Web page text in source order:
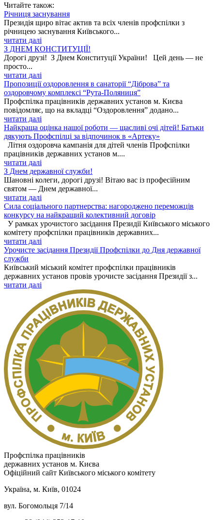
Читайте також:
Річниця заснування
Президія щиро вітає актив та всіх членів профспілки з
річницею заснування Київського...
читати далі
З ДНЕМ КОНСТИТУЦІЇ!
Дорогі друзі! З Днем Конституції України! Цей день — не
просто...
читати далі
Пропозиції оздоровлення в санаторії “Діброва” та
оздоровчому комплексі “Рута-Поляниця”
Профспілка працівників державних установ м. Києва
повідомляє, що на вкладці “Оздоровлення” додано...
читати далі
Найкраща оцінка нашої роботи — щасливі очі дітей! Батьки
дякують Профспілці за відпочинок в «Артеку»
Літня оздоровча кампанія для дітей членів Профспілки
працівників державних установ м....
читати далі
З Днем державної служби!
Шановні колеги, дорогі друзі! Вітаю вас із професійним
святом — Днем державної...
читати далі
Сила соціального партнерства: нагороджено переможців
конкурсу на найкращий колективний договір
У рамках урочистого засідання Президії Київського міського
комітету профспілки працівників державних...
читати далі
Урочисте засідання Президії Профспілки до Дня державної
служби
Київський міський комітет профспілки працівників
державних установ провів урочисте засідання Президії з...
читати далі
Профспілка працівників
державних установ м. Києва
Офіційний сайт Київського міського комітету
Україна, м. Київ, 01024
вул. Богомольця 7/14